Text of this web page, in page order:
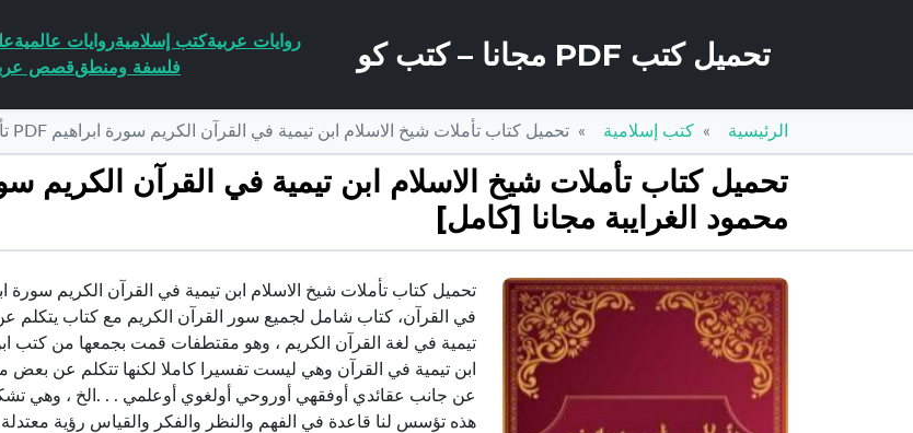
تحميل كتب PDF مجانا – كتب كو روايات عربيةكتب إسلاميةروايات عالمية
فلسفة ومنطققصص
الرئيسية كتب إسلامية تحميل كتاب تأملات شيخ الاسلام ابن تيمية في القرآن الكريم سورة ابراهيم PDF تأليف رقية محمود الغرايبة مجانا [كامل]
محمود الغرايبة مجانا [كامل]
في القرآن، كتاب شامل لجميع سور القرآن الكريم مع كتاب يتكلم
تيمية في لغة القرآن الكريم ، وهو مقتطفات قمت بجمعها من كتب
ابن تيمية في القرآن وهي ليست تفسيرا كاملا لكنها تتكلم عن
عن جانب عقائدي أوفقهي أوروحي أولغوي أوعلمي . . .الخ ، وهي تشكل
هذه تؤسس لنا قاعدة في الفهم والنظر والفكر والقياس رؤية معتدلة